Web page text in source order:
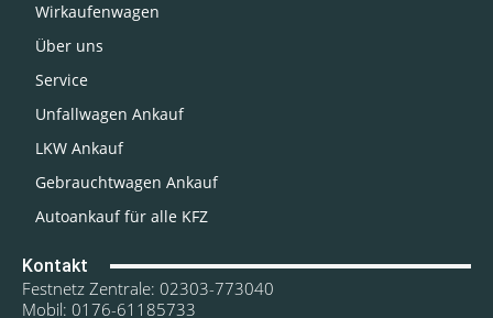
Wirkaufenwagen
Über uns
Service
Unfallwagen Ankauf
LKW Ankauf
Gebrauchtwagen Ankauf
Autoankauf für alle KFZ
Kontakt
Festnetz Zentrale: 02303-773040
Mobil: 0176-61185733